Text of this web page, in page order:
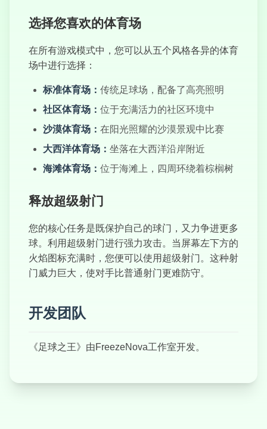
选择您喜欢的体育场
在所有游戏模式中，您可以从五个风格各异的体育
场中进行选择：
标准体育场： 传统足球场，配备了高亮照明
社区体育场： 位于充满活力的社区环境中
沙漠体育场： 在阳光照耀的沙漠景观中比赛
大西洋体育场： 坐落在大西洋沿岸附近
海滩体育场： 位于海滩上，四周环绕着棕榈树
释放超级射门
您的核心任务是既保护自己的球门，又力争进更多
球。利用超级射门进行强力攻击。当屏幕左下方的
火焰图标充满时，您便可以使用超级射门。这种射
门威力巨大，使对手比普通射门更难防守。
开发团队
《足球之王》由FreezeNova工作室开发。